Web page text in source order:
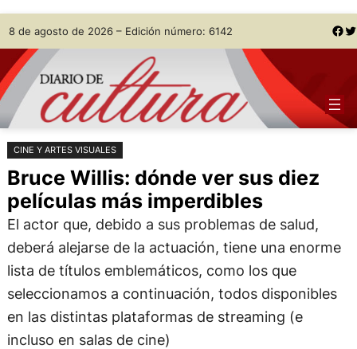
Saltar
al
contenido
Skip
to
content
8 de agosto de 2026 – Edición número: 6142 Facebook Twitter
CINE Y ARTES VISUALES
Bruce Willis: dónde ver sus diez
películas más imperdibles
El actor que, debido a sus problemas de salud,
deberá alejarse de la actuación, tiene una enorme
lista de títulos emblemáticos, como los que
seleccionamos a continuación, todos disponibles
en las distintas plataformas de streaming (e
incluso en salas de cine)